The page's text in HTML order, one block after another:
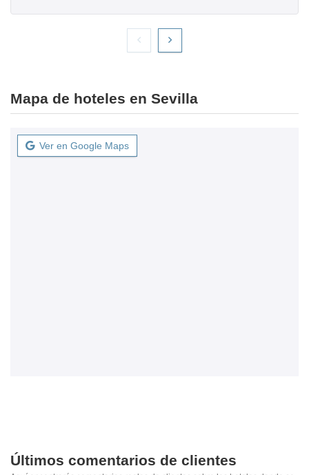
Mapa de hoteles en Sevilla
Ver en Google Maps
Últimos comentarios de clientes